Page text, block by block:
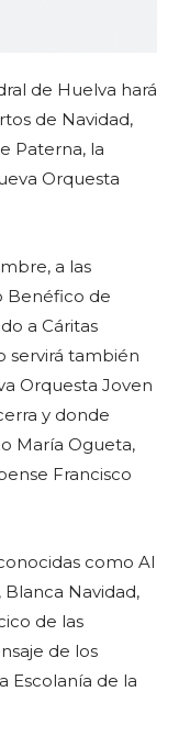
de Huelva hará
de Navidad,
Paterna, la
Orquesta
a las
Benéfico de
a Cáritas
servirá también
Orquesta Joven
y donde
María Ogueta,
Francisco
como Al
Navidad,
de las
de los
Escolanía de la